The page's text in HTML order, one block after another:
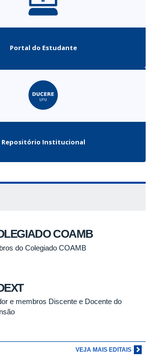
Portal do Estudante
Repositório Institucional
COAMB
do Colegiado COAMB
e membros Discente e Docente do
VEJA MAIS EDITAIS